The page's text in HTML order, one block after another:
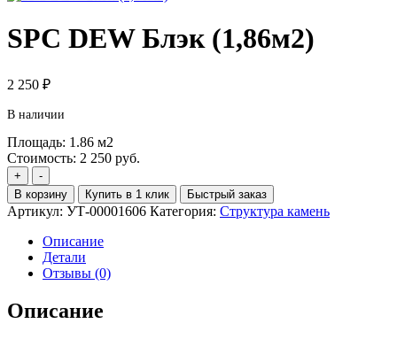
SPC DEW Блэк (1,86м2)
2 250 ₽
В наличии
Площадь: 1.86 м2
Стоимость: 2 250 руб.
+
Количество
товара
SPC
DEW
Блэк
(1,86м2)
-
В корзину
Купить в 1 клик Быстрый заказ
Артикул: УТ-00001606 Категория: Структура камень
Описание
Детали
Отзывы (0)
Описание